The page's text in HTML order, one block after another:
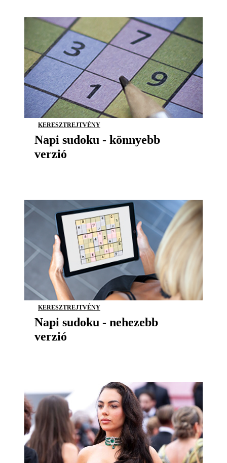
KERESZTREJTVÉNY
Napi sudoku - könnyebb
verzió
KERESZTREJTVÉNY
Napi sudoku - nehezebb
verzió